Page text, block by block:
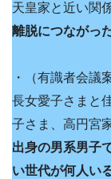
天皇家と近い関
離脱につながった
・（有識者会
長女愛子さまと
子さま、高円宮
出身の男系男子
い世代が何人い